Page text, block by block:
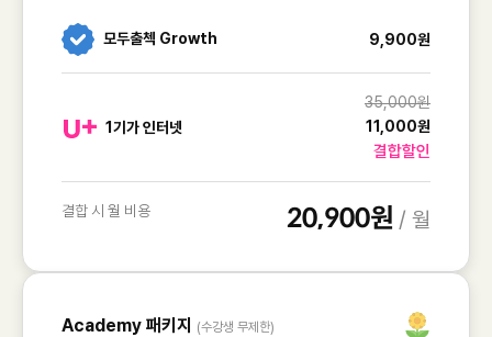
모두출첵 Growth 9,900원
1기가 인터넷
35,000원
11,000원
결합할인
결합 시 월 비용 20,900원 / 월
Academy 패키지 (수강생 무제한)